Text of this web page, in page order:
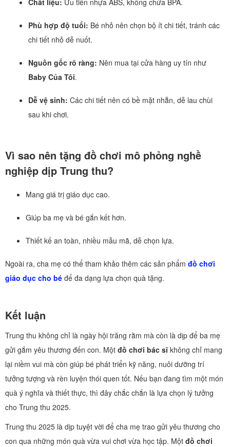
Chất liệu: Ưu tiên nhựa ABS, không chứa BPA.
Phù hợp độ tuổi: Bé nhỏ nên chọn bộ ít chi tiết, tránh các
chi tiết nhỏ dễ nuốt.
Nguồn gốc rõ ràng: Nên mua tại cửa hàng uy tín như
Baby Của Tôi.
Dễ vệ sinh: Các chi tiết nên có bề mặt nhẵn, dễ lau chùi
sau khi chơi.
Vì sao nên tặng đồ chơi mô phỏng nghề
nghiệp dịp Trung thu?
Mang giá trị giáo dục cao.
Giúp ba mẹ và bé gắn kết hơn.
Thiết kế an toàn, nhiều mẫu mã, dễ chọn lựa.
Ngoài ra, cha mẹ có thể tham khảo thêm các sản phẩm đồ chơi
giáo dục cho bé để đa dạng lựa chọn quà tặng.
Kết luận
Trung thu không chỉ là ngày hội trăng rằm mà còn là dịp để ba mẹ
gửi gắm yêu thương đến con. Một đồ chơi bác sĩkhông chỉ mang
lại niềm vui mà còn giúp bé phát triển kỹ năng, nuôi dưỡng trí
tưởng tượng và rèn luyện thói quen tốt. Nếu bạn đang tìm một món
quà ý nghĩa và thiết thực, thì đây chắc chắn là lựa chọn lý tưởng
cho Trung thu 2025.
Trung thu 2025 là dịp tuyệt vời để cha mẹ trao gửi yêu thương cho
con qua những món quà vừa vui chơi vừa học tập. Một đồ chơi